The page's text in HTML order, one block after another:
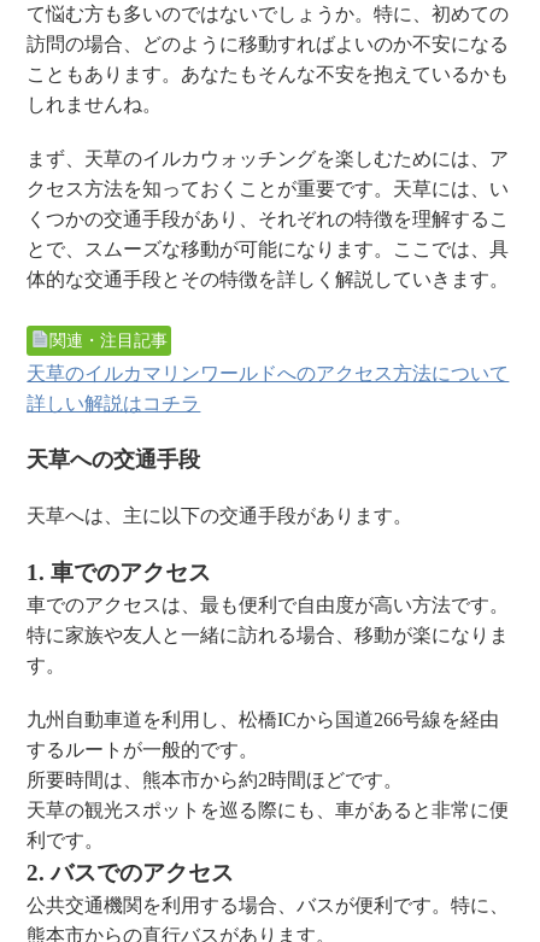
て悩む方も多いのではないでしょうか。特に、初めての
訪問の場合、どのように移動すればよいのか不安になる
こともあります。あなたもそんな不安を抱えているかも
しれませんね。
まず、天草のイルカウォッチングを楽しむためには、ア
クセス方法を知っておくことが重要です。天草には、い
くつかの交通手段があり、それぞれの特徴を理解するこ
とで、スムーズな移動が可能になります。ここでは、具
体的な交通手段とその特徴を詳しく解説していきます。
関連・注目記事
天草のイルカマリンワールドへのアクセス方法について
詳しい解説はコチラ
天草への交通手段
天草へは、主に以下の交通手段があります。
1. 車でのアクセス
車でのアクセスは、最も便利で自由度が高い方法です。
特に家族や友人と一緒に訪れる場合、移動が楽になりま
す。
九州自動車道を利用し、松橋ICから国道266号線を経由
するルートが一般的です。
所要時間は、熊本市から約2時間ほどです。
天草の観光スポットを巡る際にも、車があると非常に便
利です。
2. バスでのアクセス
公共交通機関を利用する場合、バスが便利です。特に、
熊本市からの直行バスがあります。